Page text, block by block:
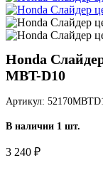
Honda
MBT-D10
Артикул:
В наличии 1 шт.
3 240 ₽